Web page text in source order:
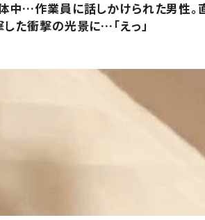
中…作業員に話しかけられた男性。
した衝撃の光景に…「えっ」